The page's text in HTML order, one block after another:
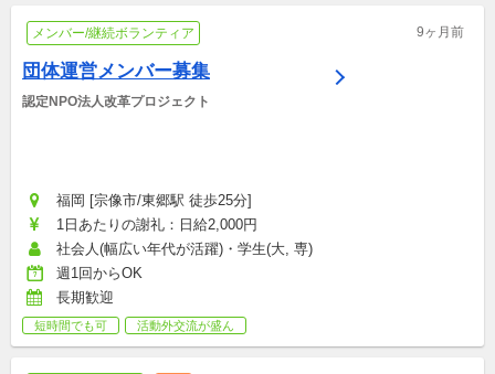
メンバー/継続ボランティア 9ヶ月前
団体運営メンバー募集
認定NPO法人改革プロジェクト
福岡 [宗像市/東郷駅 徒歩25分]
1日あたりの謝礼：日給2,000円
社会人(幅広い年代が活躍)・学生(大, 専)
週1回からOK
長期歓迎
短時間でも可 活動外交流が盛ん